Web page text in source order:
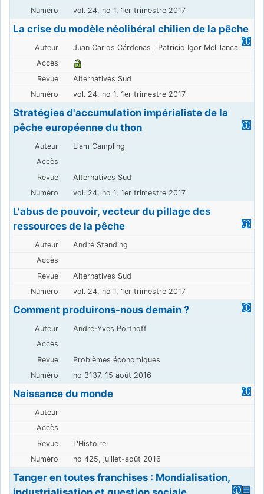
vol. 24, no 1, 1er trimestre 2017
La crise du modèle néolibéral chilien de la pêche
Juan Carlos Cárdenas , Patricio Igor Melillanca
Alternatives Sud
vol. 24, no 1, 1er trimestre 2017
Stratégies d'accumulation impérialiste de la
pêche européenne du thon
Liam Campling
Alternatives Sud
vol. 24, no 1, 1er trimestre 2017
L'abus de pouvoir, vecteur du pillage des
ressources de la pêche
André Standing
Alternatives Sud
vol. 24, no 1, 1er trimestre 2017
Comment produirons-nous demain ?
André-Yves Portnoff
Problèmes économiques
no 3137, 15 août 2016
Naissance du monde
L'Histoire
no 425, juillet-août 2016
Tanger en toutes franchises : Mondialisation,